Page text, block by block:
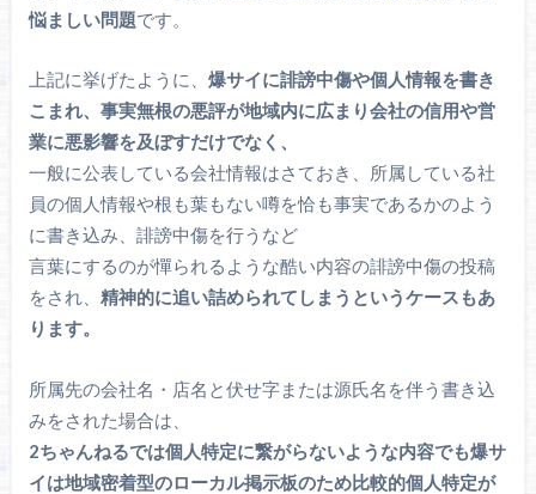
悩ましい問題です。
上記に挙げたように、 爆サイに誹謗中傷や個人情報を書き
こまれ、事実無根の悪評が地域内に広まり会社の信用や営
業に悪影響を及ぼすだけでなく、
一般に公表している会社情報はさておき、所属している社
員の個人情報や根も葉もない噂を恰も事実であるかのよう
に書き込み、誹謗中傷を行うなど
言葉にするのが憚られるような酷い内容の誹謗中傷の投稿
をされ、 精神的に追い詰められてしまうというケースもあ
ります。
所属先の会社名・店名と伏せ字または源氏名を伴う書き込
みをされた場合は、
2ちゃんねるでは個人特定に繋がらないような内容でも爆サ
イは地域密着型のローカル掲示板のため比較的個人特定が